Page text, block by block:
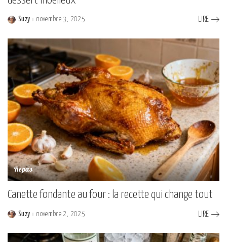
Posted
Suzy novembre 3, 2025 LIRE
Repas
Canette fondante au four : la recette qui change tout
Posted
Suzy novembre 2, 2025 LIRE